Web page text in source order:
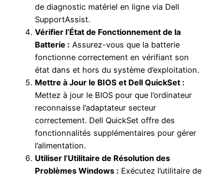
de diagnostic matériel en ligne via Dell
SupportAssist.
Vérifier l’État de Fonctionnement de la
Batterie : Assurez-vous que la batterie
fonctionne correctement en vérifiant son
état dans et hors du système d’exploitation.
Mettre à Jour le BIOS et Dell QuickSet :
Mettez à jour le BIOS pour que l’ordinateur
reconnaisse l’adaptateur secteur
correctement. Dell QuickSet offre des
fonctionnalités supplémentaires pour gérer
l’alimentation.
Utiliser l’Utilitaire de Résolution des
Problèmes Windows : Exécutez l’utilitaire de